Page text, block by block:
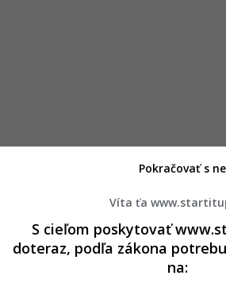
a šetrenia dôležité, aby
a či sú jednotlivé
na hĺbkovú kontrolu.
Víta ťa
S cieľom poskytovať
doteraz, podľa zákona
na:
Pokračovať s